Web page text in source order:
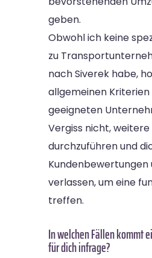
geben.
Obwohl ich keine
zu
nach Siverek habe,
allgemeinen Kriterien
geeigneten
Vergiss nicht,
durchzuführen und
Kundenbewertungen
verlassen, um eine
treffen.
In welchen Fällen kommt
für dich infrage?